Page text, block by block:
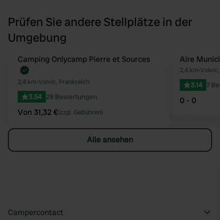
Prüfen Sie andere Stellplätze in der
Umgebung
Jetzt buchen
Camping Onlycamp Pierre et Sources
2,4 km•Volvic, Frankreich
3.54 28 Bewertungen
Von 31,32 €(zzgl. Gebühren)
Aire
2,4 km•
3.14 7
0 - 0
Alle ansehen
Campercontact